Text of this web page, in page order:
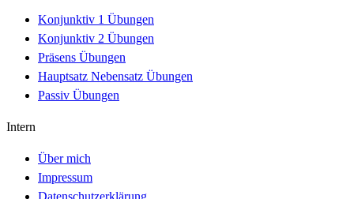
Konjunktiv 1 Übungen
Konjunktiv 2 Übungen
Präsens Übungen
Hauptsatz Nebensatz Übungen
Passiv Übungen
Intern
Über mich
Impressum
Datenschutzerklärung